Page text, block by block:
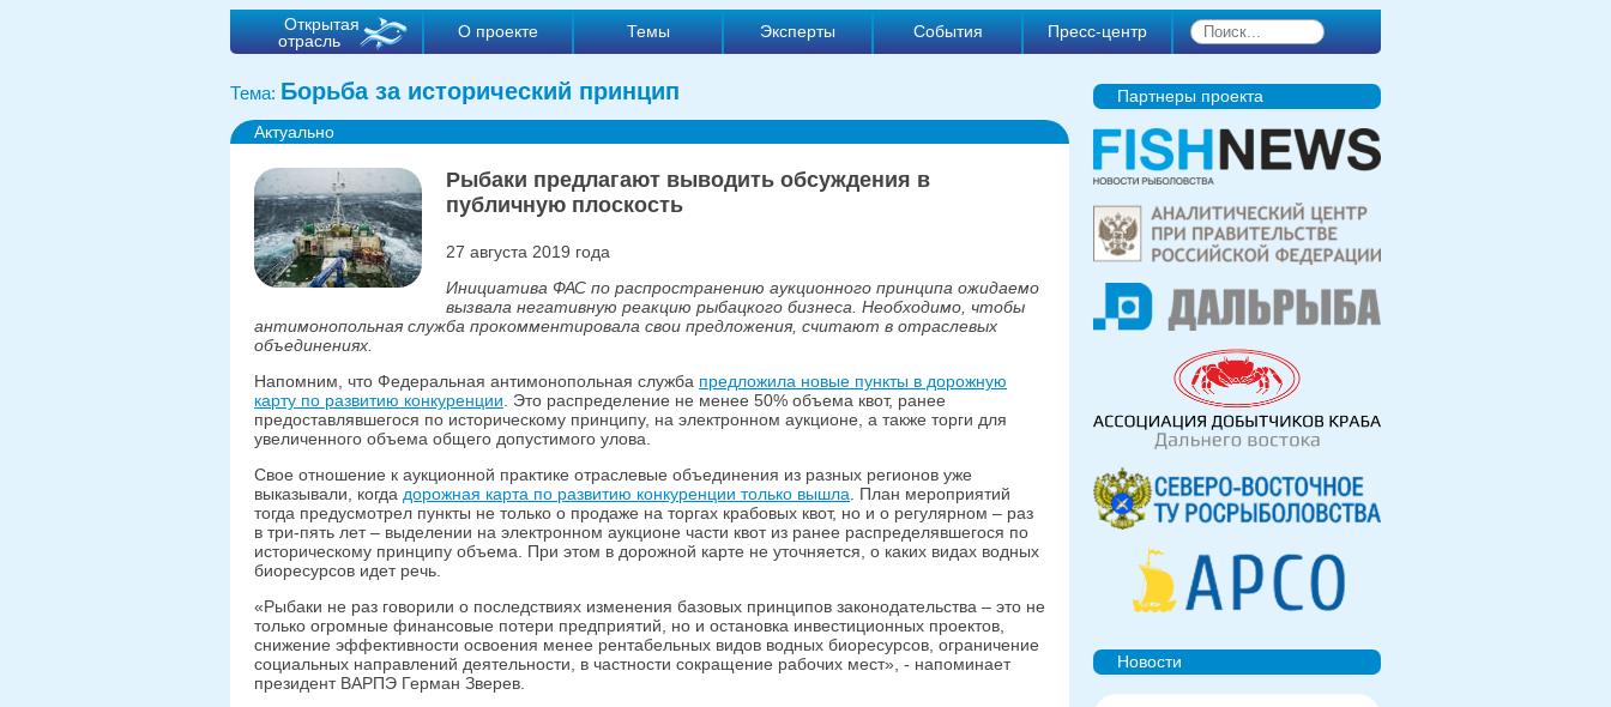
Открытая
отрасль
О проекте Темы Эксперты События Пресс-центр
Тема: Борьба за исторический принцип
Актуально
Рыбаки предлагают выводить обсуждения в
публичную плоскость
27 августа 2019 года
Инициатива ФАС по распространению аукционного принципа ожидаемо
вызвала негативную реакцию рыбацкого бизнеса. Необходимо, чтобы
антимонопольная служба прокомментировала свои предложения, считают в отраслевых
объединениях.
Напомним, что Федеральная антимонопольная служба предложила новые пункты в дорожную
карту по развитию конкуренции . Это распределение не менее 50% объема квот, ранее
предоставлявшегося по историческому принципу, на электронном аукционе, а также торги для
увеличенного объема общего допустимого улова.
Свое отношение к аукционной практике отраслевые объединения из разных регионов уже
выказывали, когда дорожная карта по развитию конкуренции только вышла . План мероприятий
тогда предусмотрел пункты не только о продаже на торгах крабовых квот, но и о регулярном – раз
в три-пять лет – выделении на электронном аукционе части квот из ранее распределявшегося по
историческому принципу объема. При этом в дорожной карте не уточняется, о каких видах водных
биоресурсов идет речь.
«Рыбаки не раз говорили о последствиях изменения базовых принципов законодательства – это не
только огромные финансовые потери предприятий, но и остановка инвестиционных проектов,
снижение эффективности освоения менее рентабельных видов водных биоресурсов, ограничение
социальных направлений деятельности, в частности сокращение рабочих мест», - напоминает
президент ВАРПЭ Герман Зверев.
Партнеры проекта
Новости